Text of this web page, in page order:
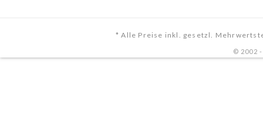
*** Aus
* Alle Preise inkl. gesetzl.
© 2002